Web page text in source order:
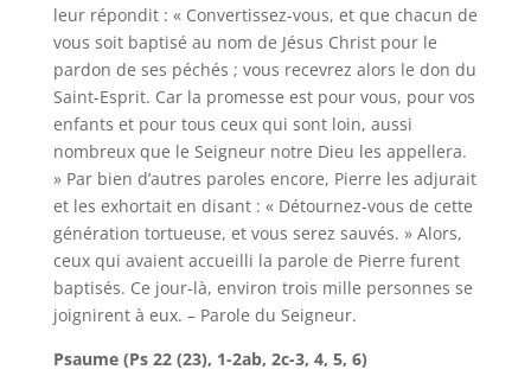
leur répondit : « Convertissez-vous, et que chacun de
vous soit baptisé au nom de Jésus Christ pour le
pardon de ses péchés ; vous recevrez alors le don du
Saint-Esprit. Car la promesse est pour vous, pour vos
enfants et pour tous ceux qui sont loin, aussi
nombreux que le Seigneur notre Dieu les appellera.
» Par bien d’autres paroles encore, Pierre les adjurait
et les exhortait en disant : « Détournez-vous de cette
génération tortueuse, et vous serez sauvés. » Alors,
ceux qui avaient accueilli la parole de Pierre furent
baptisés. Ce jour-là, environ trois mille personnes se
joignirent à eux. – Parole du Seigneur.
Psaume (Ps 22 (23), 1-2ab, 2c-3, 4, 5, 6)